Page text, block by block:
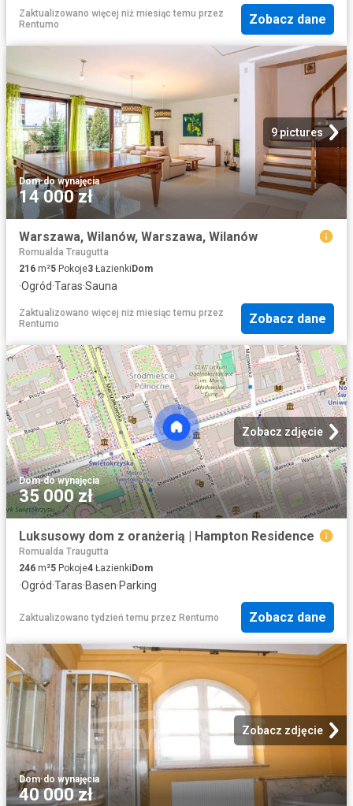
Zaktualizowano więcej niż miesiąc temu przez
Rentumo
Zobacz dane
9 pictures
Dom·do wynajęcia
14 000 zł
Warszawa, Wilanów, Warszawa, Wilanów
Romualda Traugutta
216 m²5 Pokoje3 Łazienki Dom
·Ogród·Taras·Sauna
Zaktualizowano więcej niż miesiąc temu przez
Rentumo
Zobacz dane
Zobacz zdjęcie
Dom·do wynajęcia
35 000 zł
Luksusowy dom z oranżerią | Hampton Residence
Romualda Traugutta
246 m²5 Pokoje4 ŁazienkiDom
·Ogród·Taras·Basen·Parking
Zaktualizowano tydzień temu przez Rentumo Zobacz dane
Zobacz zdjęcie
Dom·do wynajęcia
40 000 zł